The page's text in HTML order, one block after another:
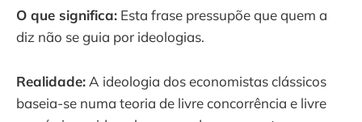
O que significa: Esta frase pressupõe que quem a
diz não se guia por ideologias.
Realidade: A ideologia dos economistas clássicos
baseia-se numa teoria de livre concorrência e livre